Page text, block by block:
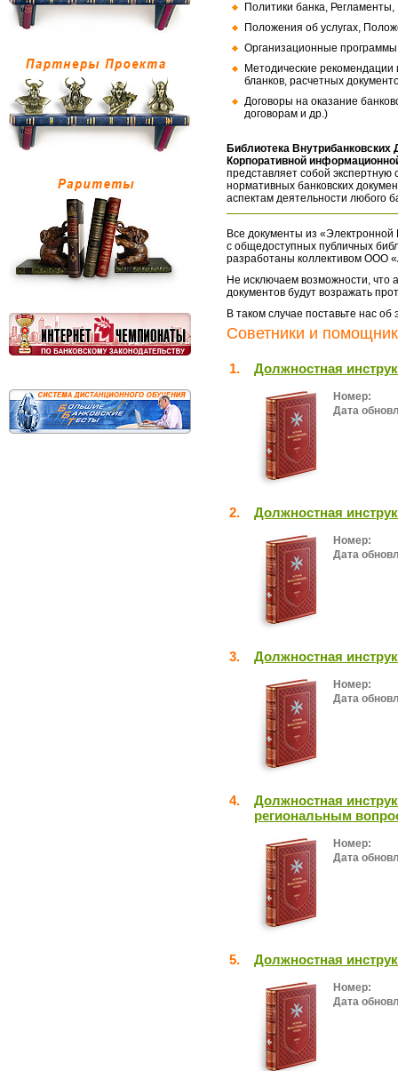
Политики банка,
Положения об услугах,
Организационные
Методические
бланков, расчетных
Договоры на оказание
договорам и др.)
Библиотека
Корпоративной
представляет собой экспертную
нормативных банковских
аспектам деятельности любого
Все документы из «Электронной
с общедоступных публичных
разработаны коллективом ООО
Не исключаем возможности, что
документов будут возражать
В таком случае поставьте нас
Советники и
1. Должностная
Номер:
Дата
2. Должностная
Номер:
Дата
3. Должностная
Номер:
Дата
4.
Должностная
региональным
Номер:
Дата
5. Должностная
Номер:
Дата